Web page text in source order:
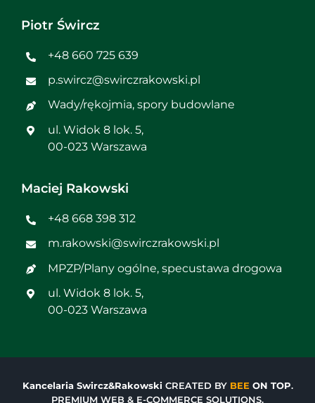
Piotr Śwircz
+48 660 725 639
p.swircz@swirczrakowski.pl
Wady/rękojmia, spory budowlane
ul. Widok 8 lok. 5,
00-023 Warszawa
Maciej Rakowski
+48 668 398 312
m.rakowski@swirczrakowski.pl
MPZP/Plany ogólne, specustawa drogowa
ul. Widok 8 lok. 5,
00-023 Warszawa
Kancelaria Swircz&RakowskiCREATED BY BEEON TOP.
PREMIUM WEB & E-COMMERCE SOLUTIONS.